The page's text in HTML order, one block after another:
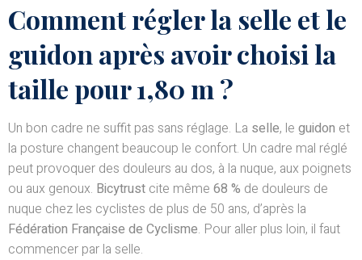
Comment régler la selle et le
guidon après avoir choisi la
taille pour 1,80 m ?
Un bon cadre ne suffit pas sans réglage. La selle, le guidon et
la posture changent beaucoup le confort. Un cadre mal réglé
peut provoquer des douleurs au dos, à la nuque, aux poignets
ou aux genoux. Bicytrust cite même 68 % de douleurs de
nuque chez les cyclistes de plus de 50 ans, d’après la
Fédération Française de Cyclisme. Pour aller plus loin, il faut
commencer par la selle.